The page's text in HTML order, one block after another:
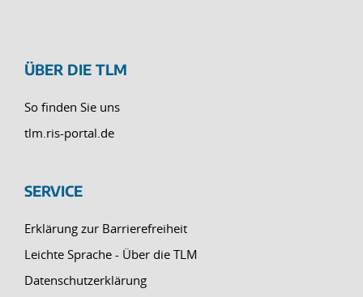
ÜBER DIE TLM
So finden Sie uns
tlm.ris-portal.de
SERVICE
Erklärung zur Barrierefreiheit
Leichte Sprache - Über die TLM
Datenschutzerklärung